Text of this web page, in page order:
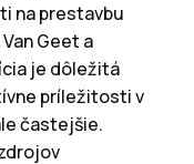
na prestavbu
Geet a
je dôležitá
príležitosti v
častejšie.